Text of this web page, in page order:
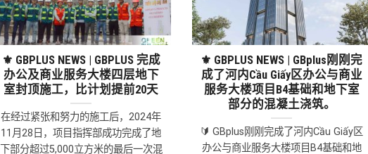
⚜ GBPLUS NEWS | GBPLUS 完成
办公及商业服务大楼四层地下
室封顶施工，比计划提前20天
在经过紧张和努力的施工后，2024年
11月28日，项目指挥部成功完成了地
下部分超过5,000立方米的最后一次混
⚜ GBPLUS NEWS | GBplus刚刚完
成了河内Cầu Giấy区办公与商业
服务大楼项目B4基础和地下室
部分的混凝土浇筑。
🔰 GBplus刚刚完成了河内Cầu Giấy区
办公与商业服务大楼项目B4基础和地